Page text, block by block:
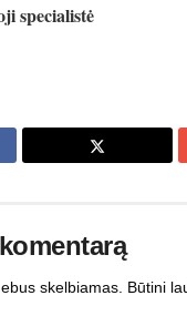
specialistė
skelbiamas. Būtini